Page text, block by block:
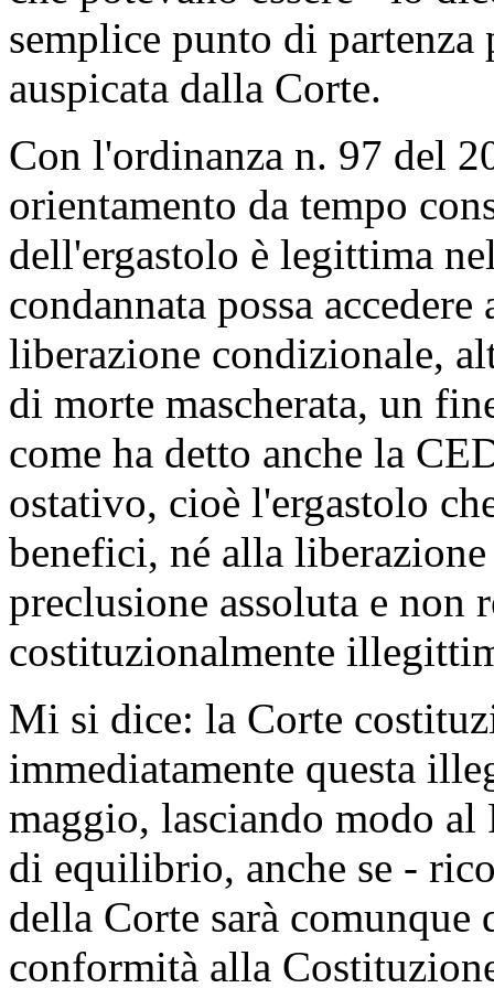
semplice punto di
auspicata dalla Corte.
Con l'ordinanza n. 97 del
orientamento da tempo
dell'ergastolo è legittima
condannata possa
liberazione condizionale,
di morte mascherata, un
come ha detto anche la
ostativo, cioè l'ergastolo
benefici, né alla
preclusione assoluta e non
costituzionalmente
Mi si dice: la Corte
immediatamente questa
maggio, lasciando modo
di equilibrio, anche se -
della Corte sarà
conformità alla